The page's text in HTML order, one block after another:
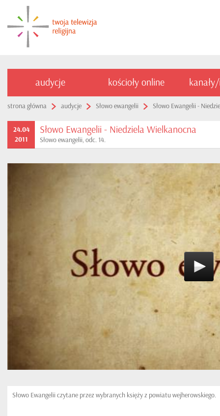
audycje kościoły online
strona główna audycje Słowo ewangelii Słowo Ewangelii -
24.04
2011
Słowo Ewangelii - Niedziela Wielkanocna
Słowo ewangelii, odc. 14.
Słowo Ewangelii czytane przez wybranych księży z powiatu wejherowskiego.